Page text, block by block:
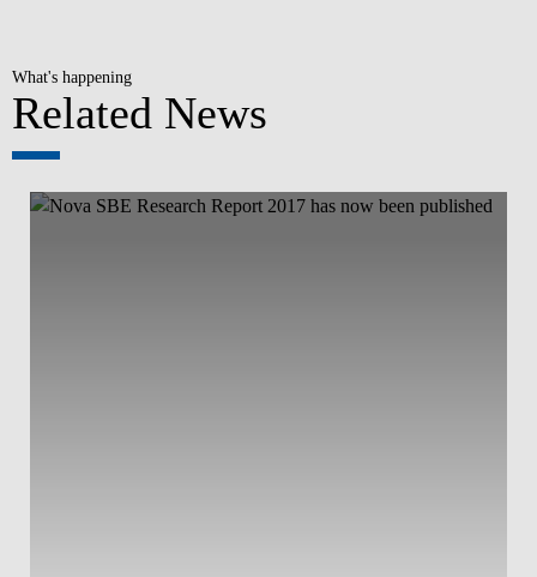
What's happening
Related News